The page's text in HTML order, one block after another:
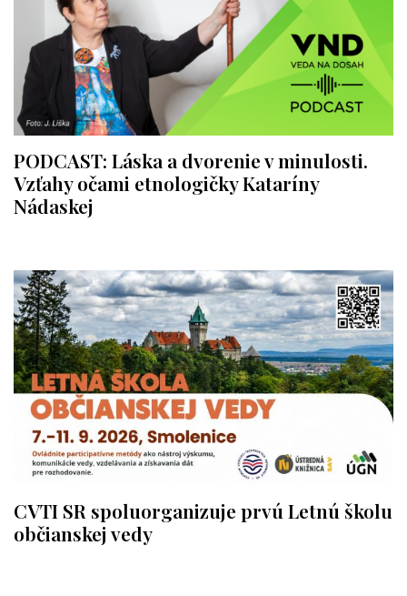
PODCAST: Láska a dvorenie v minulosti.
Vzťahy očami etnologičky Kataríny
Nádaskej
CVTI SR spoluorganizuje prvú Letnú školu
občianskej vedy